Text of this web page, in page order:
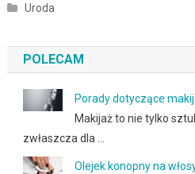
Uroda
POLECAM
Porady dotyczące
Makijaż to nie tylko
zwłaszcza dla …
Olejek konopny na